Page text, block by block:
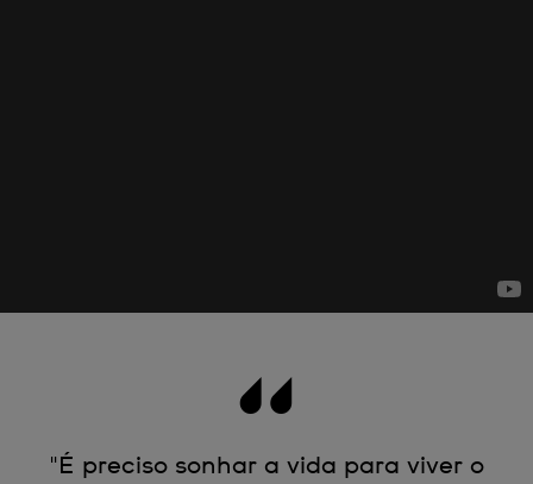
"É preciso sonhar a vida para viver o